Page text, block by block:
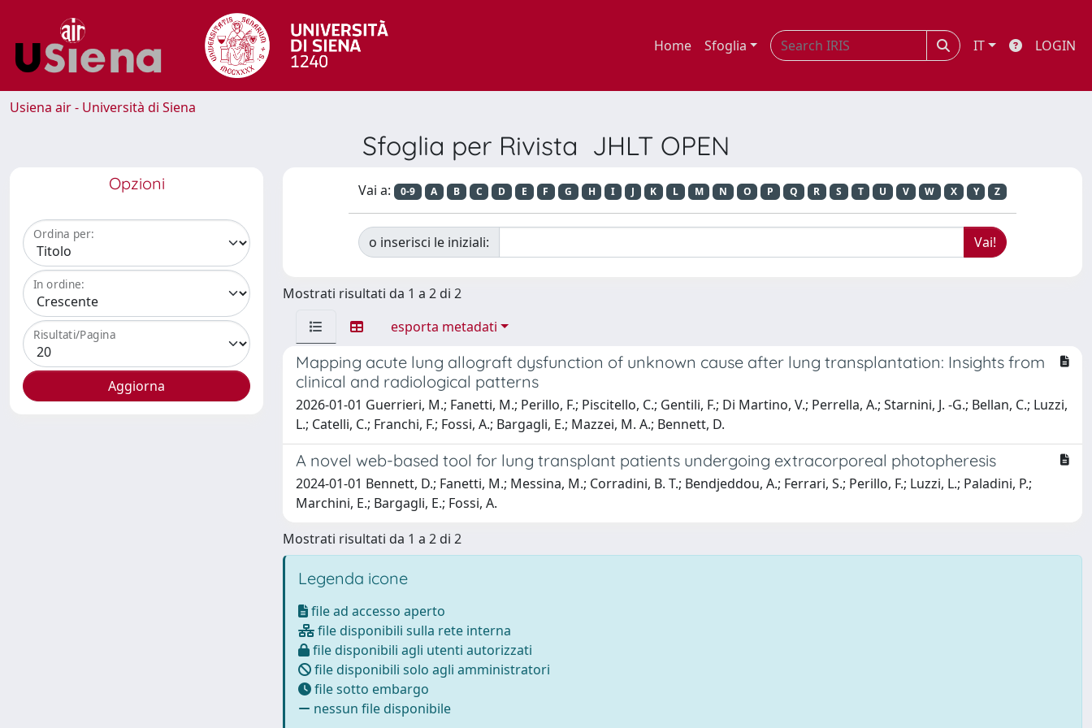
Home Sfoglia IT LOGIN
Usiena air - Università di Siena
Sfoglia per Rivista JHLT OPEN
Opzioni
Ordina per:
In ordine:
Risultati/Pagina
Vai a: 0-9 A B C D E F G H I J K L M N O P Q R S T U V W X Y Z
o inserisci le iniziali:
Mostrati risultati da 1 a 2 di 2
esporta metadati
Mapping acute lung allograft dysfunction of unknown cause after lung transplantation: Insights from
clinical and radiological patterns
2026-01-01 Guerrieri, M.; Fanetti, M.; Perillo, F.; Piscitello, C.; Gentili, F.; Di Martino, V.; Perrella, A.; Starnini, J. -G.; Bellan, C.; Luzzi,
L.; Catelli, C.; Franchi, F.; Fossi, A.; Bargagli, E.; Mazzei, M. A.; Bennett, D.
A novel web-based tool for lung transplant patients undergoing extracorporeal photopheresis
2024-01-01 Bennett, D.; Fanetti, M.; Messina, M.; Corradini, B. T.; Bendjeddou, A.; Ferrari, S.; Perillo, F.; Luzzi, L.; Paladini, P.;
Marchini, E.; Bargagli, E.; Fossi, A.
Mostrati risultati da 1 a 2 di 2
Legenda icone
file ad accesso aperto
file disponibili sulla rete interna
file disponibili agli utenti autorizzati
file disponibili solo agli amministratori
file sotto embargo
nessun file disponibile